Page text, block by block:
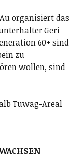
organisiert das
Geri
60+ sind
zu
wollen, sind
Tuwag-Areal